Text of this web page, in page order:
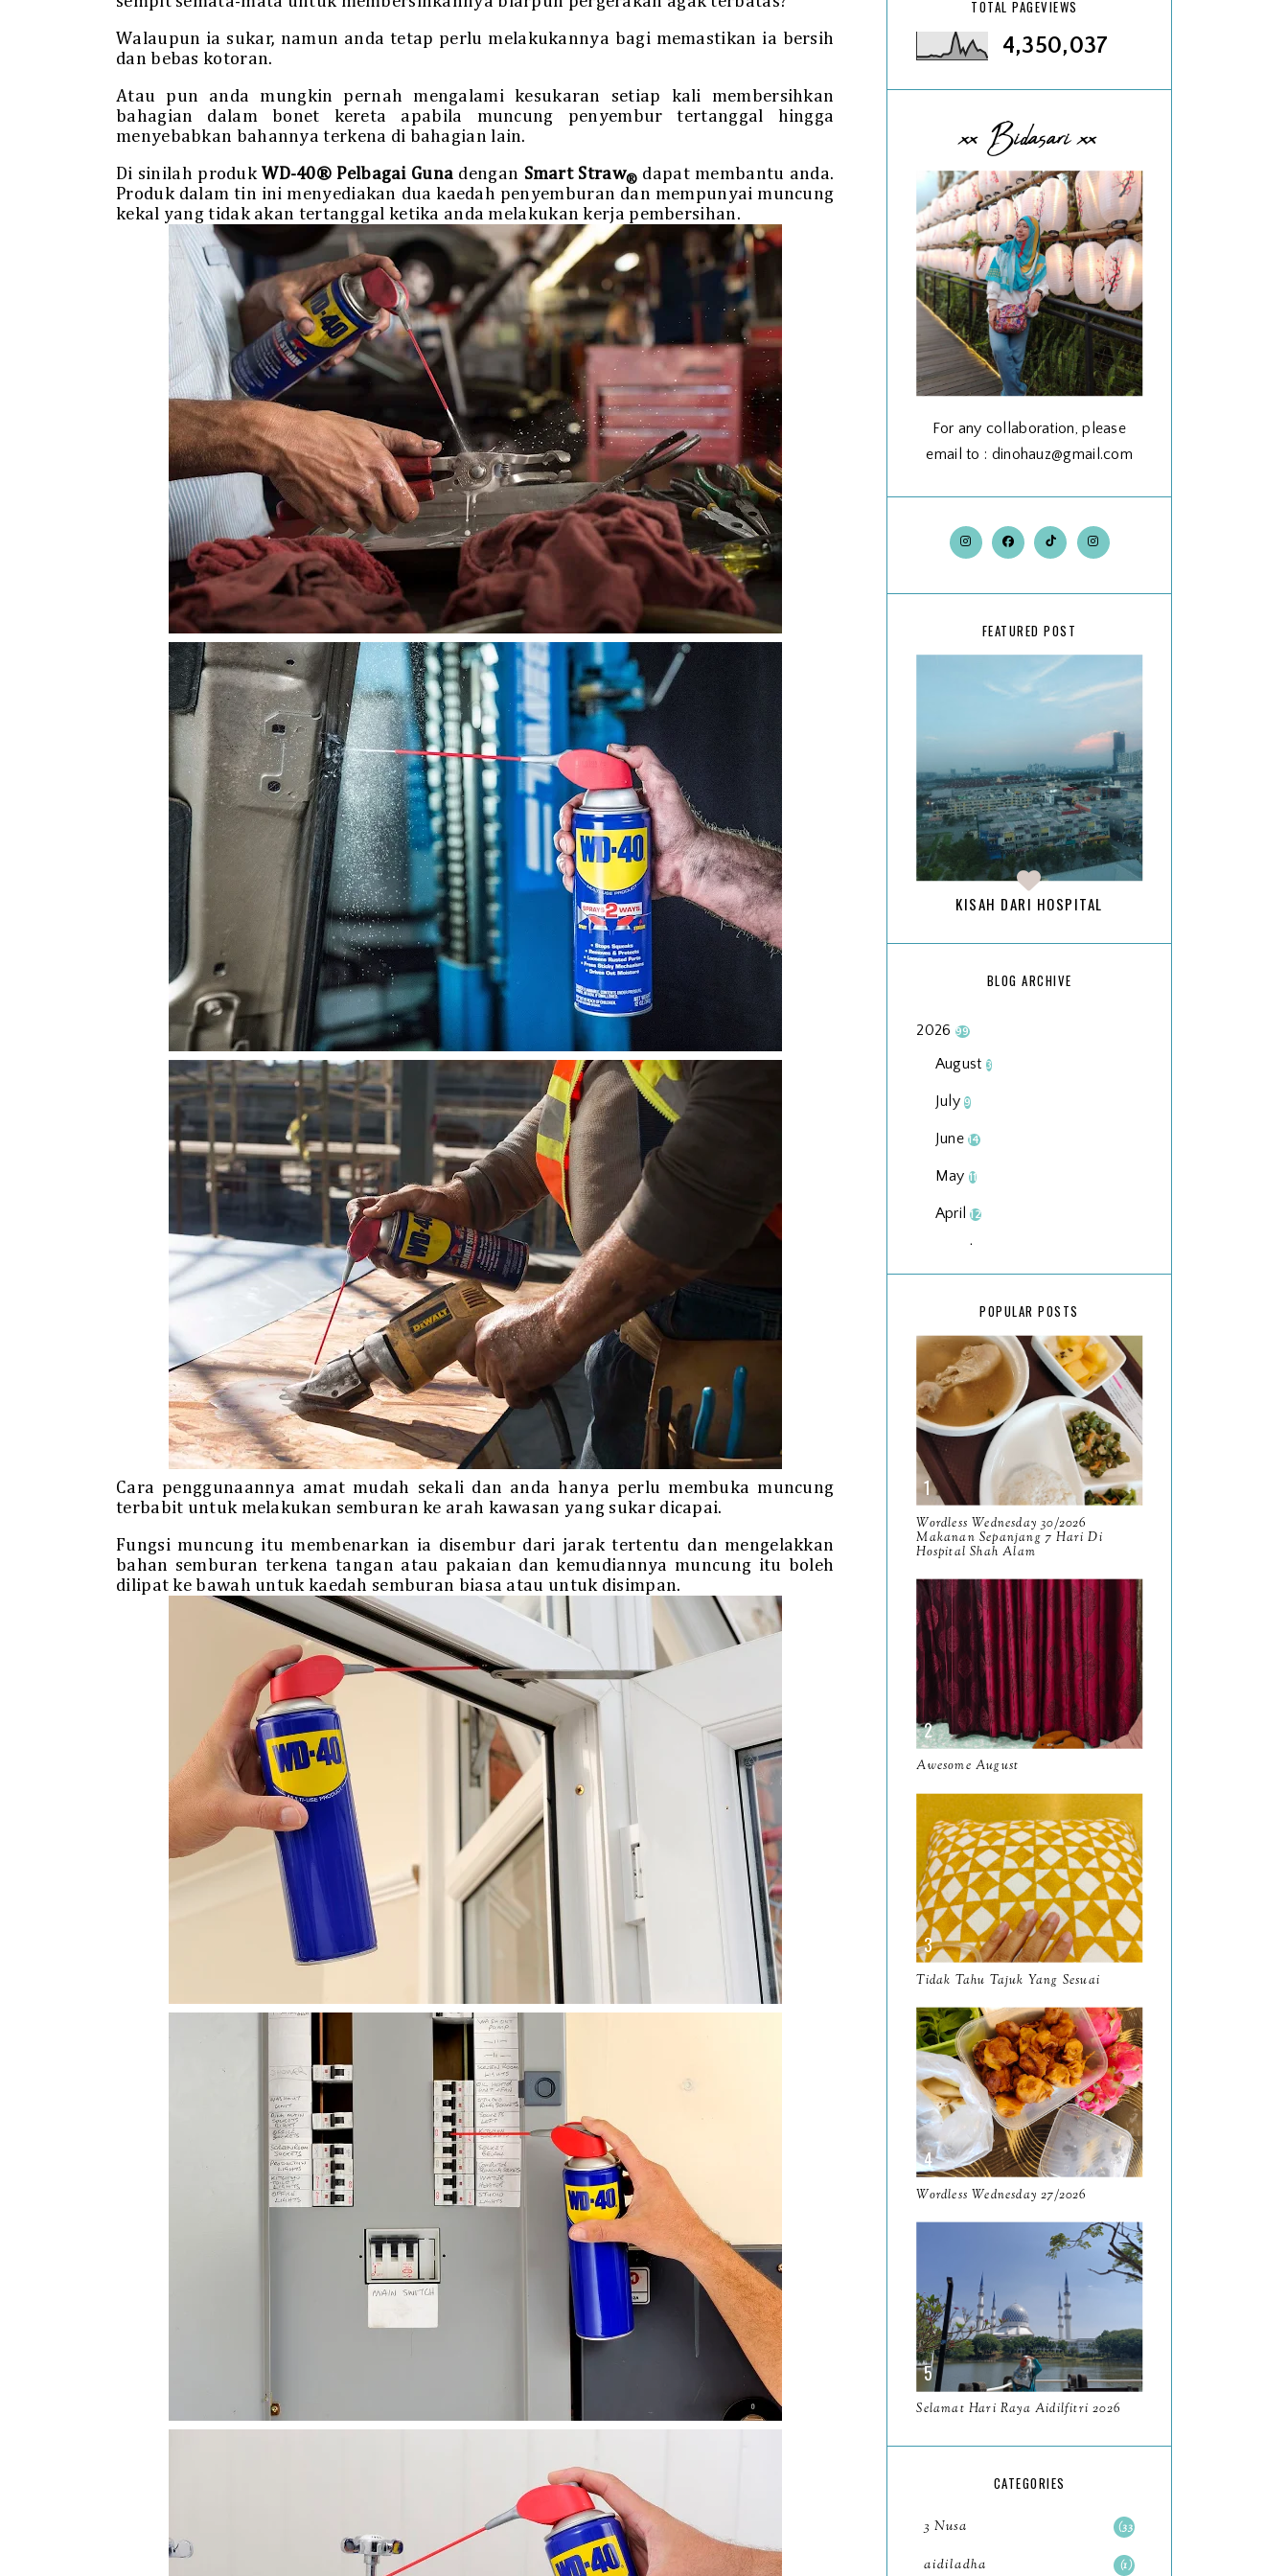
Walaupun ia sukar, namun anda tetap perlu melakukannya bagi memastikan ia bersih
dan bebas kotoran.
Atau pun anda mungkin pernah mengalami kesukaran setiap kali membersihkan
bahagian dalam bonet kereta apabila muncung penyembur tertanggal hingga
menyebabkan bahannya terkena di bahagian lain.
Di sinilah produkWD-40® Pelbagai Guna dengan Smart Straw® dapat membantu anda.
Produk dalam tin ini menyediakan dua kaedah penyemburan dan mempunyai muncung
kekal yang tidak akan tertanggal ketika anda melakukan kerja pembersihan.
Cara penggunaannya amat mudah sekali dan anda hanya perlu membuka muncung
terbabit untuk melakukan semburan ke arah kawasan yang sukar dicapai.
Fungsi muncung itu membenarkan ia disembur dari jarak tertentu dan mengelakkan
bahan semburan terkena tangan atau pakaian dan kemudiannya muncung itu boleh
dilipat ke bawah untuk kaedah semburan biasa atau untuk disimpan.
TOTAL PAGEVIEWS
4,350,037
xx Bidasari xx
For any collaboration, please
email to : dinohauz@gmail.com
FEATURED POST
KISAH DARI HOSPITAL
BLOG ARCHIVE
2026 99
August 3
July9
June14
May 11
April12
March
2025134
December15
November
October 13
September
August8
July 14
June 10
May 9
April 9
March11
February
January
2024130
December19
November12
October
September13
August9
July12
June
May11
April 13
January 6
202393
December11
August
July4
POPULAR POSTS
Wordless Wednesday 30/2026
Makanan Sepanjang 7 Hari Di
Hospital Shah Alam
Awesome August
Tidak Tahu Tajuk Yang Sesuai
Wordless Wednesday 27/2026
Selamat Hari Raya Aidilfitri 2026
CATEGORIES
3 Nusa 33
aidiladha 1